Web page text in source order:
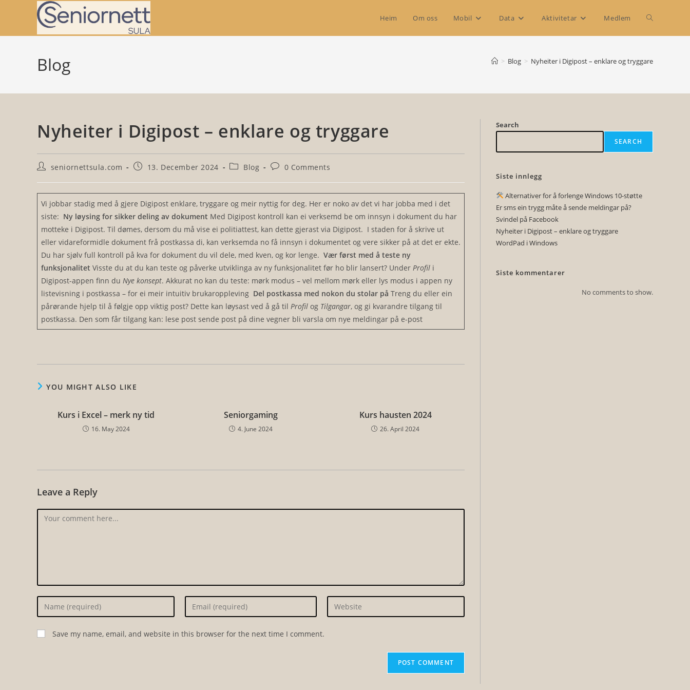
Heim Om oss Mobil Data Aktivitetar Medlem Toggle
Blog > Blog > Nyheiter i Digipost – enklare og tryggare
Nyheiter i Digipost – enklare og tryggare
Postseniornettsula.com
Post13. December 2024
PostBlog
Post0 Comments
Vi jobbar stadig med å gjere Digipost enklare, tryggare og meir nyttig for deg. Her er noko av det vi har jobba med i det
siste: Ny løysing for sikker deling av dokument Med Digipost kontroll kan ei verksemd be om innsyn i dokument du har
motteke i Digipost. Til dømes, dersom du må vise ei politiattest, kan dette gjerast via Digipost. I staden for å skrive ut
eller vidareformidle dokument frå postkassa di, kan verksemda no få innsyn i dokumentet og vere sikker på at det er ekte.
Du har sjølv full kontroll på kva for dokument du vil dele, med kven, og kor lenge. Vær først med å teste ny
funksjonalitet Visste du at du kan teste og påverke utviklinga av ny funksjonalitet før ho blir lansert? Under Profil i
Digipost-appen finn du Nye konsept. Akkurat no kan du teste: mørk modus – vel mellom mørk eller lys modus i appen ny
listevisning i postkassa – for ei meir intuitiv brukaroppleving Del postkassa med nokon du stolar på Treng du eller ein
pårørande hjelp til å følgje opp viktig post? Dette kan løysast ved å gå til Profil og Tilgangar, og gi kvarandre tilgang til
postkassa. Den som får tilgang kan: lese post sende post på dine vegner bli varsla om nye meldingar på e-post
YOU MIGHT ALSO LIKE
Kurs i Excel – merk ny tid
16. May 2024
Seniorgaming
4. June 2024
Kurs hausten 2024
26. April 2024
Leave a Reply
Comment
your
name
or
your
your
Save my name, email, and website in this browser for the next time I comment.
Search
SEARCH
Siste innlegg
Alternativer for å forlenge Windows 10-støtte
Er sms ein trygg måte å sende meldingar på?
Svindel på Facebook
Nyheiter i Digipost – enklare og tryggare
WordPad i Windows
Siste kommentarer
No comments to show.